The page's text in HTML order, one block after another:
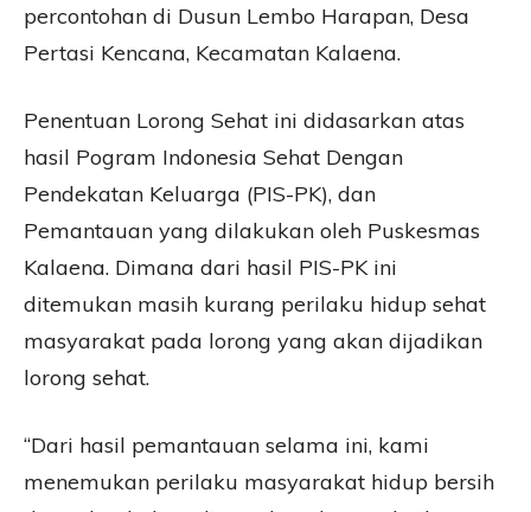
percontohan di Dusun Lembo Harapan, Desa
Pertasi Kencana, Kecamatan Kalaena.
Penentuan Lorong Sehat ini didasarkan atas
hasil Pogram Indonesia Sehat Dengan
Pendekatan Keluarga (PIS-PK), dan
Pemantauan yang dilakukan oleh Puskesmas
Kalaena. Dimana dari hasil PIS-PK ini
ditemukan masih kurang perilaku hidup sehat
masyarakat pada lorong yang akan dijadikan
lorong sehat.
“Dari hasil pemantauan selama ini, kami
menemukan perilaku masyarakat hidup bersih